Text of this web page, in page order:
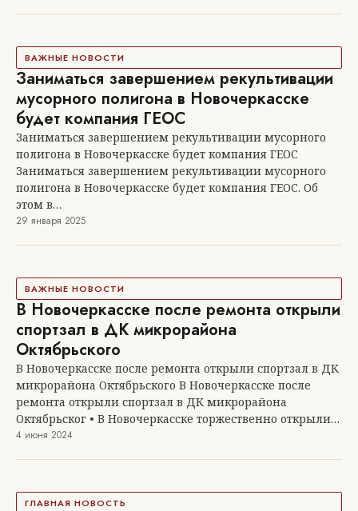
ВАЖНЫЕ НОВОСТИ
Заниматься завершением рекультивации
мусорного полигона в Новочеркасске
будет компания ГЕОС
Заниматься завершением рекультивации мусорного
полигона в Новочеркасске будет компания ГЕОС
Заниматься завершением рекультивации мусорного
полигона в Новочеркасске будет компания ГЕОС. Об
этом в…
29 января 2025
ВАЖНЫЕ НОВОСТИ
В Новочеркасске после ремонта открыли
спортзал в ДК микрорайона
Октябрьского
В Новочеркасске после ремонта открыли спортзал в ДК
микрорайона Октябрьского В Новочеркасске после
ремонта открыли спортзал в ДК микрорайона
Октябрьског • В Новочеркасске торжественно открыли…
4 июня 2024
ГЛАВНАЯ НОВОСТЬ